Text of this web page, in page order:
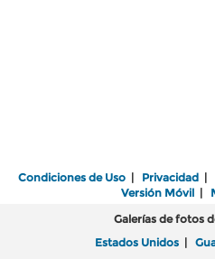
Condiciones de Uso | Privacidad |
Versión Móvil|
Galerías de fotos
Estados Unidos |